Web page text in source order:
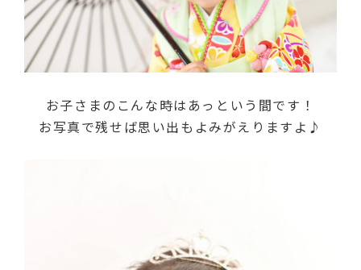
お子さまのこんな時はあっという間です！
お写真で残せば思い出もよみがえりますよ♪